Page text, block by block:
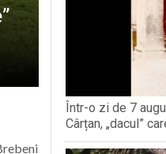
Într-o zi de 7
Cârțan, „dacul”